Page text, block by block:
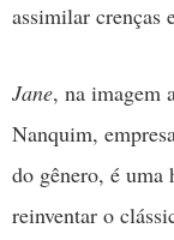
assimilar crenças
Jane, na imagem
Nanquim,
do gênero, é uma
reinventar o